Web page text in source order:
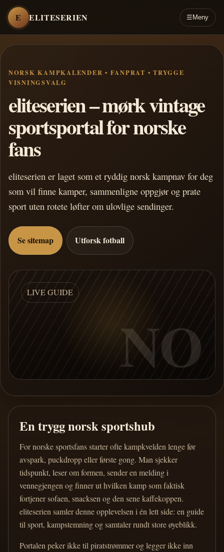
E ELITESERIEN ☰ Meny
NORSK KAMPKALENDER • FANPRAT • TRYGGE
VISNINGSVALG
eliteserien – mørk vintage
sportsportal for norske
fans
eliteserien er laget som et ryddig norsk kampnav for deg
som vil finne kamper, sammenligne oppgjør og prate
sport uten rotete løfter om ulovlige sendinger.
Se sitemap Utforsk fotball
LIVE GUIDE
NO
En trygg norsk sportshub
For norske sportsfans starter ofte kampkvelden lenge før
avspark, puckdropp eller første gong. Man sjekker
tidspunkt, leser om formen, sender en melding i
vennegjengen og finner ut hvilken kamp som faktisk
fortjener sofaen, snacksen og den sene kaffekoppen.
eliteserien samler denne opplevelsen i én lett side: en guide
til sport, kampstemning og samtaler rundt store øyeblikk.
Portalen peker ikke til piratstrømmer og legger ikke inn